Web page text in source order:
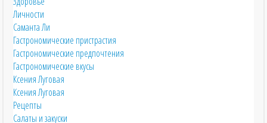
Личности
Саманта Ли
Гастрономические пристрастия
Гастрономические предпочтения
Гастрономические вкусы
Ксения Луговая
Ксения Луговая
Рецепты
Салаты и закуски
Расположение заведения на карте